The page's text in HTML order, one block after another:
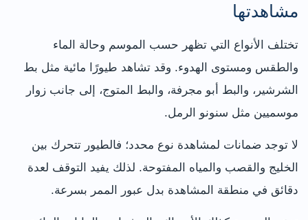
مشاهدتها
تختلف الأنواع التي تظهر حسب الموسم وحالة الماء
والطقس ومستوى الهدوء. وقد تشاهد طيورًا مائية مثل بط
الشرشير، والبط أبو مجرفة، والبط المتوج، إلى جانب زوار
موسميين مثل سنونو الرمل.
لا توجد ضمانات لمشاهدة نوع محدد؛ فالطيور تتحرك بين
الخليج والقصب والمياه المفتوحة. لذلك يفيد التوقف لعدة
دقائق في منطقة المشاهدة بدل عبور الممر بسرعة.